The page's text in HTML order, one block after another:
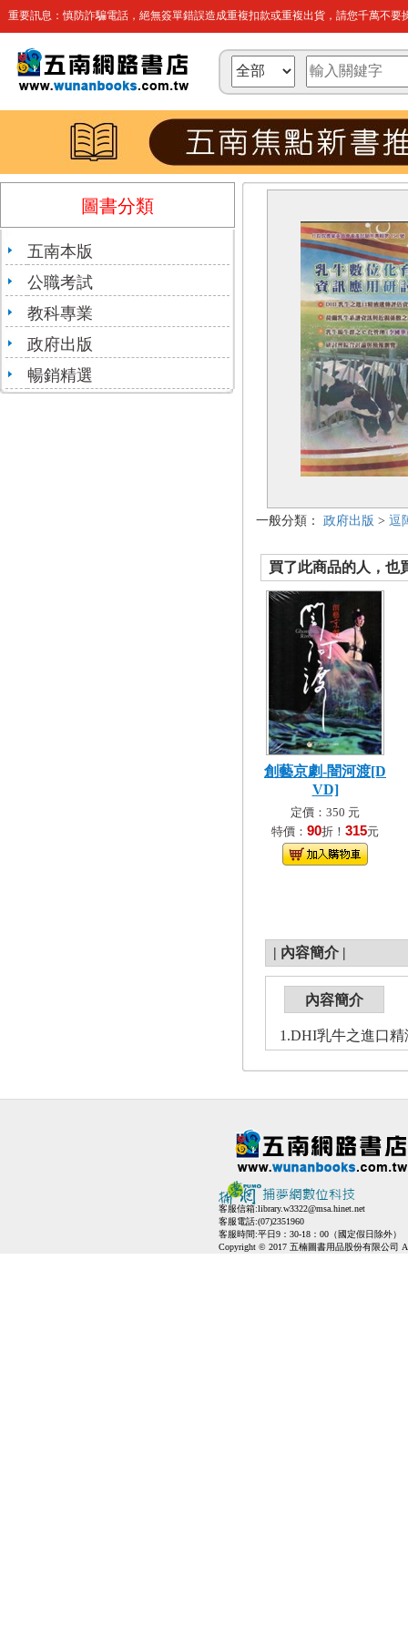
重要訊息：慎防詐騙電話，絕無簽單錯誤造成重複扣款或重複出貨，請您千萬不要
圖書分類
五南本版
公職考試
教科專業
政府出版
暢銷精選
一般分類： 政府出版 > 逗
買了此商品的人，也
創藝京劇-闇河渡[D
VD]
定價：350 元
特價： 90折！ 315元
| 內容簡介 |
內容簡介
1.DHI乳牛之進口
客服信箱:library.w3322@msa.hinet.net
客服電話:(07)2351960
客服時間:平日9：30-18：00（國定假日除外）
Copyright © 2017 五楠圖書用品股份有限公司